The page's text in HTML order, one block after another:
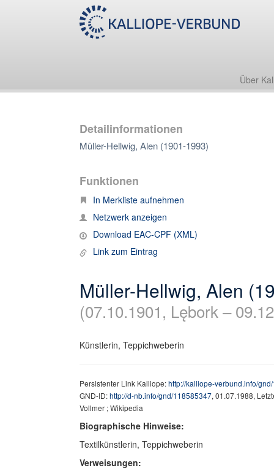
Über
Detailinformationen
Müller-Hellwig, Alen (1901-1993)
Funktionen
In Merkliste aufnehmen
Netzwerk anzeigen
Download EAC-CPF (XML)
Link zum Eintrag
Müller-Hellwig, Alen
(07.10.1901, Lębork –
Künstlerin, Teppichweberin
Persistenter Link Kalliope:http://kalliope-verbund.info/
GND-ID:http://d-nb.info/gnd/118585347, 01.07.1988,
Vollmer ; Wikipedia
Biographische Hinweise:
Textilkünstlerin, Teppichweberin
Verweisungen: